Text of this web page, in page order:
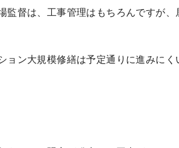
監督は、工事管理はもちろんですが
ン大規模修繕は予定通りに進みにく